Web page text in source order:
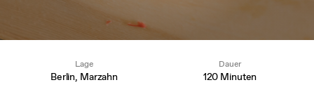
Lage
Berlin, Marzahn
Dauer
120 Minuten